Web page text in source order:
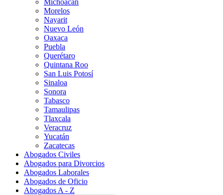
Morelos
Nayarit
Nuevo León
Oaxaca
Puebla
Querétaro
Quintana Roo
San Luis Potosí
Sinaloa
Sonora
Tabasco
Tamaulipas
Tlaxcala
Veracruz
Yucatán
Zacatecas
Abogados Civiles
Abogados para Divorcios
Abogados Laborales
Abogados de Oficio
Abogados A - Z